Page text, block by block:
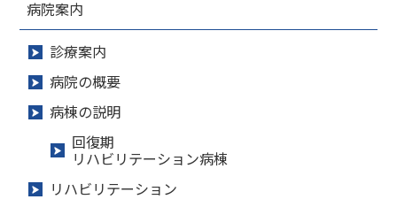
病院案内
診療案内
病院の概要
病棟の説明
回復期
リハビリテーション病棟
リハビリテーション